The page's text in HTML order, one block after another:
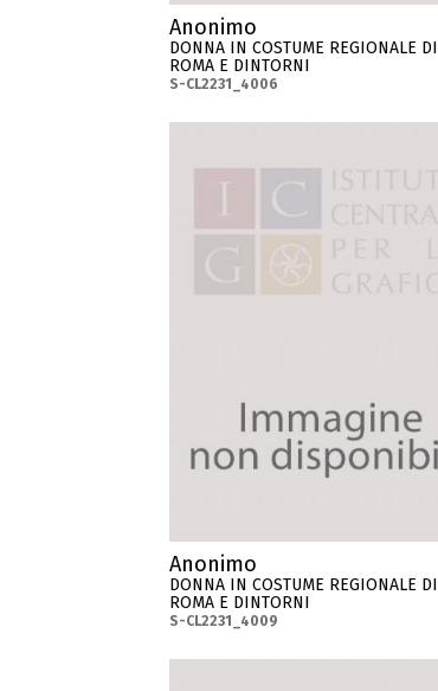
Anonimo
DONNA IN COSTUME REGIONALE DI
ROMA E DINTORNI
S-CL2231_4006
Anonimo
DONNA IN COSTUME REGIONALE DI
ROMA E DINTORNI
S-CL2231_4009